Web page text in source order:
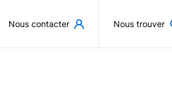
Nous contacter Nous trouver